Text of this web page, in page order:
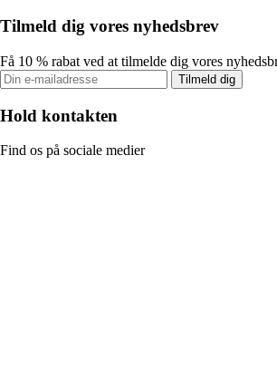
Tilmeld dig vores nyhedsbrev
Få 10 % rabat ved at tilmelde dig vores
Tilmeld dig
Hold kontakten
Find os på sociale medier